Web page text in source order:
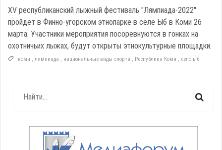
XV республиканский лыжный фестиваль "Лямпиада-2022"
пройдет в Финно-угорском этнопарке в селе Ыб в Коми 26
марта. Участники мероприятия посоревнуются в гонках на
охотничьих лыжах, будут открыты этнокультурные площадки.
коми , лямпиада , национальные виды спорта , Республика Коми , село ыб